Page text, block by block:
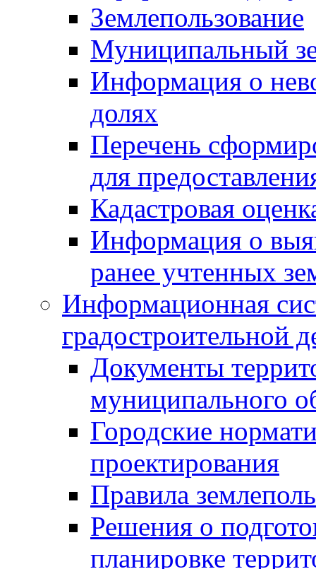
Землепользование
Муниципальный
Информация о
долях
Перечень
для
Кадастровая
Информация о
ранее учтенных
Информационная
градостроительной
Документы
муниципального
Городские
проектирования
Правила
Решения о
планировке